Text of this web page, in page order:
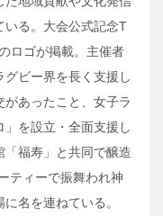
いる。大会公式記念T
ロゴが掲載。主催者
ビー界を長く支援し
あったこと、女子ラ
を設立・全面支援し
「福寿」と共同で醸造
ティーで振舞われ神
名を連ねている。